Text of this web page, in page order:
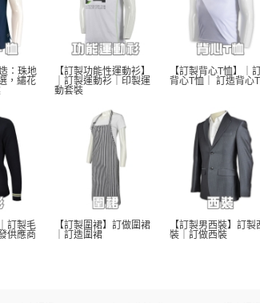
：珠地
，繡花
【訂製功能性運動衫】
｜訂製運動衫｜印製運
動套裝
【訂製背心T恤】｜
背心T恤｜ 訂造背心
訂製毛
供應商
【訂製圍裙】訂做圍裙
｜訂造圍裙
【訂製男西裝】訂製
裝｜訂做西裝